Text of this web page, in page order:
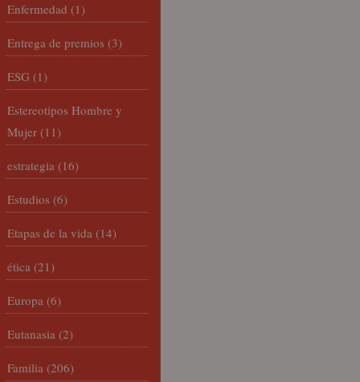
Enfermedad (1)
Entrega de premios (3)
ESG (1)
Estereotipos Hombre y
Mujer (11)
estrategia (16)
Estudios (6)
Etapas de la vida (14)
ética (21)
Europa (6)
Eutanasia (2)
Familia (206)